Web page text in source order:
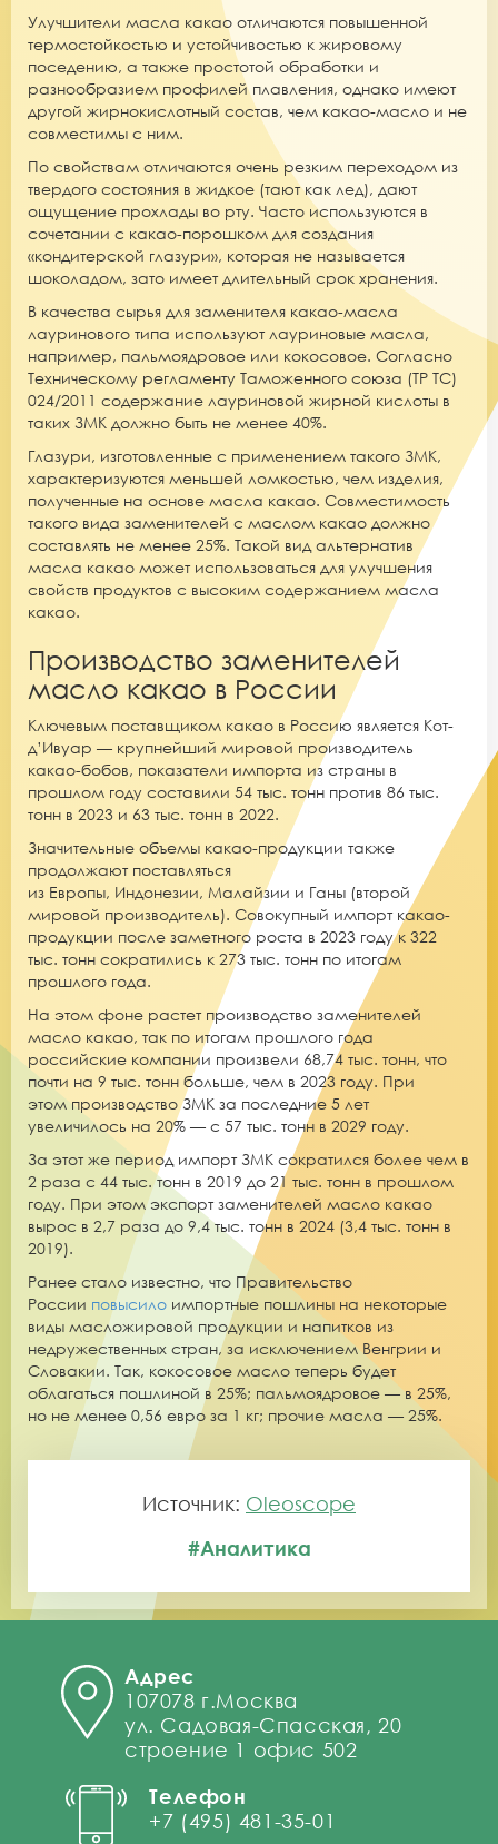
Улучшители масла какао отличаются повышенной
термостойкостью и устойчивостью к жировому
поседению, а также простотой обработки и
разнообразием профилей плавления, однако имеют
другой жирнокислотный состав, чем какао-масло и не
совместимы с ним.
По свойствам отличаются очень резким переходом из
твердого состояния в жидкое (тают как лед), дают
ощущение прохлады во рту. Часто используются в
сочетании с какао-порошком для создания
«кондитерской глазури», которая не называется
шоколадом, зато имеет длительный срок хранения.
В качества сырья для заменителя какао-масла
лауринового типа используют лауриновые масла,
например, пальмоядровое или кокосовое. Согласно
Техническому регламенту Таможенного союза (ТР ТС)
024/2011 содержание лауриновой жирной кислоты в
таких ЗМК должно быть не менее 40%.
Глазури, изготовленные с применением такого ЗМК,
характеризуются меньшей ломкостью, чем изделия,
полученные на основе масла какао. Совместимость
такого вида заменителей с маслом какао должно
составлять не менее 25%. Такой вид альтернатив
масла какао может использоваться для улучшения
свойств продуктов с высоким содержанием масла
какао.
Производство заменителей
масло какао в России
Ключевым поставщиком какао в Россию является Кот-
д’Ивуар — крупнейший мировой производитель
какао-бобов, показатели импорта из страны в
прошлом году составили 54 тыс. тонн против 86 тыс.
тонн в 2023 и 63 тыс. тонн в 2022.
Значительные объемы какао-продукции также
продолжают поставляться
из Европы, Индонезии, Малайзии и Ганы (второй
мировой производитель). Совокупный импорт какао-
продукции после заметного роста в 2023 году к 322
тыс. тонн сократились к 273 тыс. тонн по итогам
прошлого года.
На этом фоне растет производство заменителей
масло какао, так по итогам прошлого года
российские компании произвели 68,74 тыс. тонн, что
почти на 9 тыс. тонн больше, чем в 2023 году. При
этом производство ЗМК за последние 5 лет
увеличилось на 20% — с 57 тыс. тонн в 2029 году.
За этот же период импорт ЗМК сократился более чем в
2 раза с 44 тыс. тонн в 2019 до 21 тыс. тонн в прошлом
году. При этомэкспорт заменителей масло какао
вырос в 2,7 раза до 9,4 тыс. тонн в 2024 (3,4 тыс. тонн в
2019).
Ранее стало известно, что Правительство
России повысило импортные пошлины на некоторые
виды масложировой продукции и напитков из
недружественных стран, за исключением Венгрии и
Словакии. Так, кокосовое масло теперь будет
облагаться пошлиной в 25%; пальмоядровое — в 25%,
но не менее 0,56 евро за 1 кг; прочие масла — 25%.
Источник: Oleoscope
#Аналитика
Адрес
107078 г.Москва
ул. Садовая-Спасская, 20
строение 1 офис 502
Телефон
+7 (495) 481-35-01